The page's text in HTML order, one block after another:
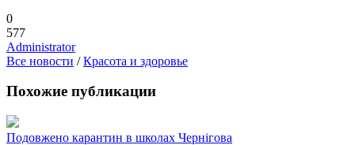
0
577
Administrator
Все новости /Красота и здоровье
Похожие публикации
Подовжено карантин в школах Чернігова